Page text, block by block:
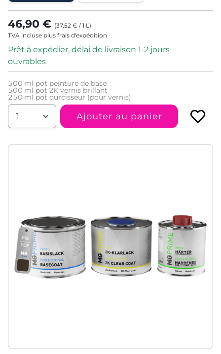
46,90 € (37,52 € /1 L )
TVA incluse plus frais d'expédition
Prêt à expédier, délai de livraison 1-2 jours
ouvrables
500 ml pot peinture de base
500 ml pot 2K vernis brillant
250 ml pot durcisseur (pour vernis)
Ajouter au panier